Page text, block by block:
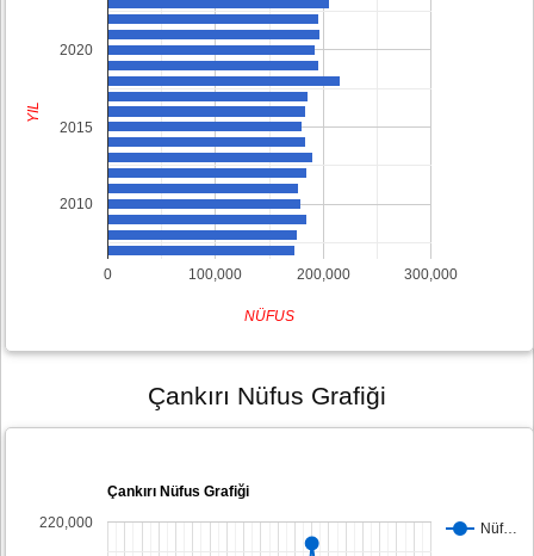
0 100,000 200,000 300,000
2010
2015
2020
NÜFUS
YIL
Çankırı Nüfus Grafiği
Çankırı Nüfus Grafiği
Nüf…
220,000